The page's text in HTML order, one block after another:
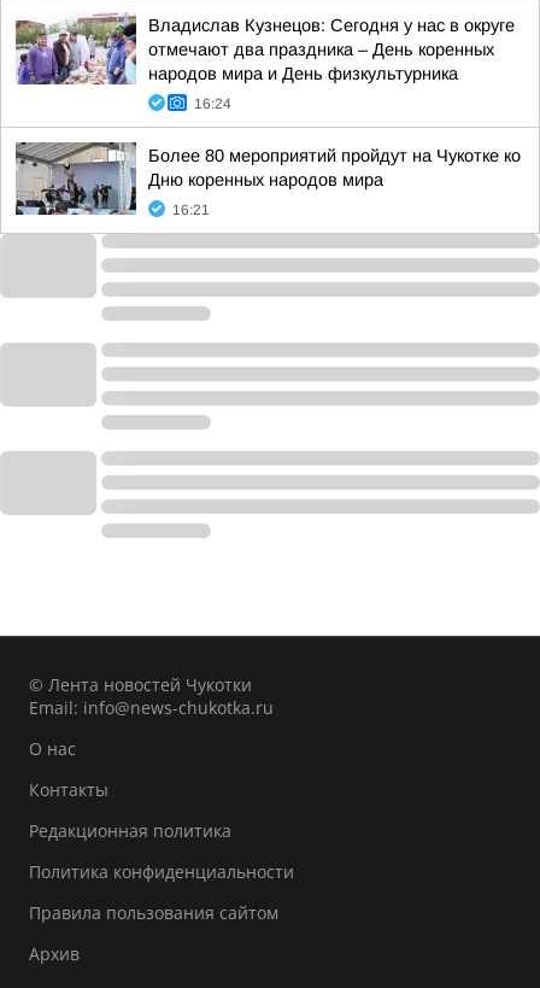
Владислав Кузнецов: Сегодня у нас в округе
отмечают два праздника – День коренных
народов мира и День физкультурника
16:24
Более 80 мероприятий пройдут на Чукотке ко
Дню коренных народов мира
16:21
© Лента новостей Чукотки
Email: info@news-chukotka.ru
О нас
Контакты
Редакционная политика
Политика конфиденциальности
Правила пользования сайтом
Архив